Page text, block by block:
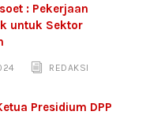
: Pekerjaan
untuk Sektor
REDAKSI
Presidium DPP